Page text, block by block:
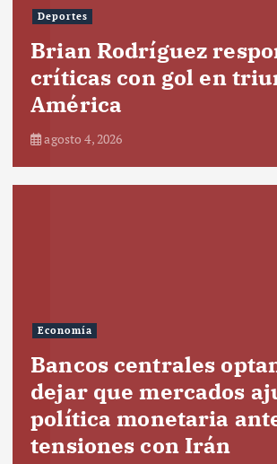
Deportes
Brian Rodríguez
críticas con gol en
América
agosto 4, 2026
Economía
Bancos centrales
dejar que mercados
política monetaria
tensiones con Irán